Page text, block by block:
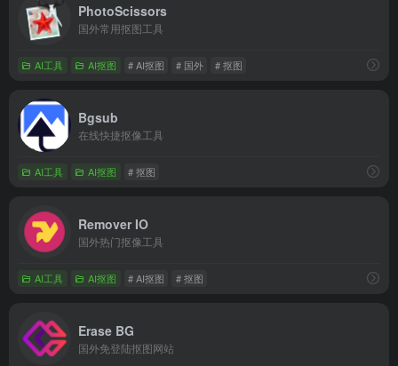
PhotoScissors
国外常用抠图工具
AI工具 AI抠图 # AI抠图 # 国外 # 抠图
Bgsub
在线快捷抠像工具
AI工具 AI抠图 # 抠图
Remover IO
国外热门抠像工具
AI工具 AI抠图 # AI抠图 # 抠图
Erase BG
国外免登陆抠图网站